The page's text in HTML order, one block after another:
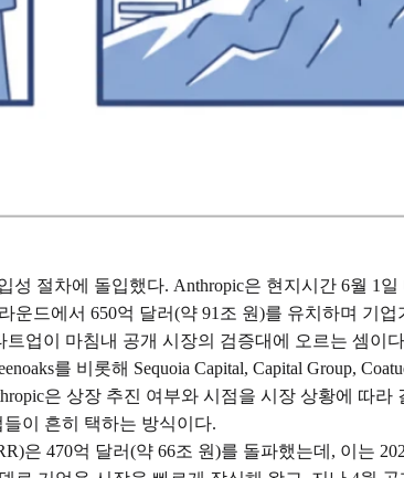
절차에 돌입했다. Anthropic은 현지시간 6월 1
드에서 650억 달러(약 91조 원)를 유치하며 기
업이 마침내 공개 시장의 검증대에 오르는 셈이
를 비롯해 Sequoia Capital, Capital Group,
은 상장 추진 여부와 시점을 시장 상황에 따
이 흔히 택하는 방식이다.
470억 달러(약 66조 원)를 돌파했는데, 이는